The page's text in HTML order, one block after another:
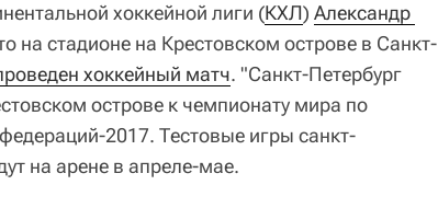
хоккейной лиги (КХЛ) Александр
на стадионе на Крестовском острове в Санкт-
хоккейный матч. "Санкт-Петербург
острове к чемпионату мира по
2017. Тестовые игры санкт-
на арене в апреле-мае.